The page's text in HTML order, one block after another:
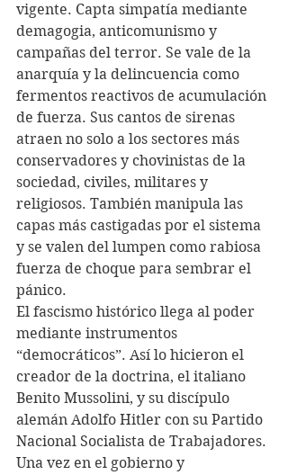
vigente. Capta simpatía mediante
demagogia, anticomunismo y
campañas del terror. Se vale de la
anarquía y la delincuencia como
fermentos reactivos de acumulación
de fuerza. Sus cantos de sirenas
atraen no solo a los sectores más
conservadores y chovinistas de la
sociedad, civiles, militares y
religiosos. También manipula las
capas más castigadas por el sistema
y se valen del lumpen como rabiosa
fuerza de choque para sembrar el
pánico.
El fascismo histórico llega al poder
mediante instrumentos
“democráticos”. Así lo hicieron el
creador de la doctrina, el italiano
Benito Mussolini, y su discípulo
alemán Adolfo Hitler con su Partido
Nacional Socialista de Trabajadores.
Una vez en el gobierno y